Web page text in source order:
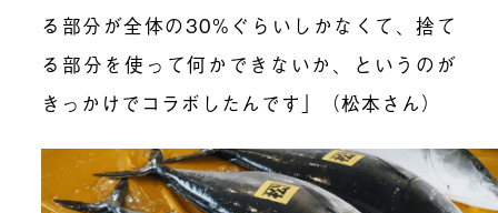
る部分が全体の30%ぐらいしかなくて、捨て
る部分を使って何かできないか、というのが
きっかけでコラボしたんです」（松本さん）